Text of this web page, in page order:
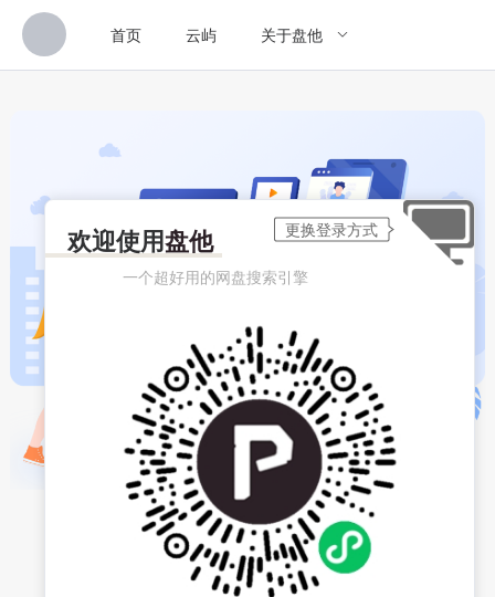
首页 云屿 关于盘他
欢迎使用盘他
一个超好用的网盘搜索引擎